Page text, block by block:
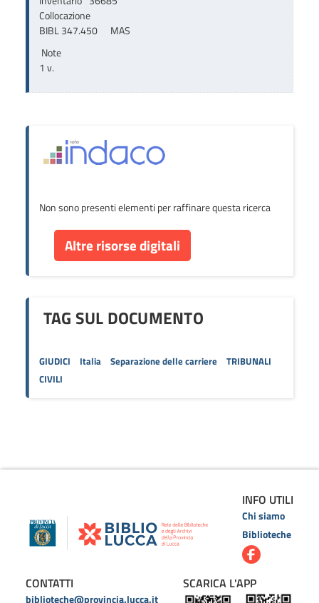
Collocazione
BIBL 347.450      MAS
Note
1 v.
Non sono presenti elementi per raffinare questa ricerca
Altre risorse digitali
TAG SUL DOCUMENTO
GIUDICI Italia Separazione delle carriere
TRIBUNALI
CIVILI
INFO UTILI
Chi siamo
Biblioteche
CONTATTI
biblioteche@provincia.lucca.it
SCARICA L'APP